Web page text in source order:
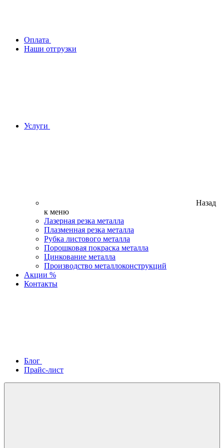
Оплата
Наши отгрузки
Услуги
Назад
к меню
Лазерная резка металла
Плазменная резка металла
Рубка листового металла
Порошковая покраска металла
Цинкование металла
Производство металлоконструкций
Акции %
Контакты
Блог
Прайс-лист